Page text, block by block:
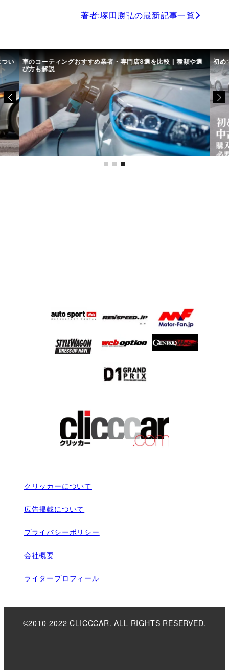
著者:塚田勝弘の最新記事一覧
い 車のコーティングおすすめ業者・専門店8選を比較｜種類や選
び方も解説
初め
クリッカーについて
広告掲載について
プライバシーポリシー
会社概要
ライタープロフィール
©2010-2022 CLICCCAR. ALL RIGHTS RESERVED.